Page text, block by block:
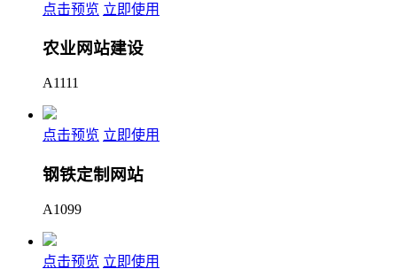
点击预览 立即使用
农业网站建设
A1111
点击预览 立即使用
钢铁定制网站
A1099
点击预览 立即使用